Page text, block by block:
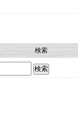
検索